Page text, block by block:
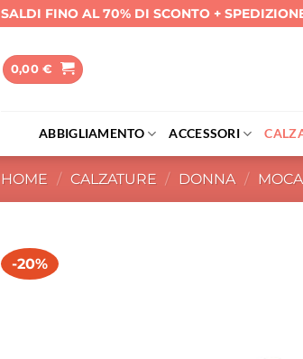
SALDI FINO AL 70% DI SCONTO +
0,00€
ABBIGLIAMENTO ACCESSORI
HOME / CALZATURE / DONNA /
-20%